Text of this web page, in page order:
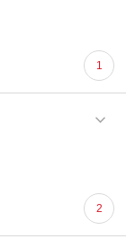
1
2